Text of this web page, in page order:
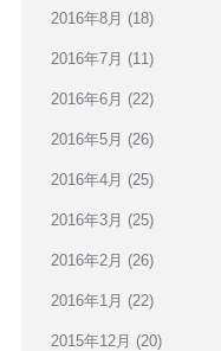
2016年8月 (18)
2016年7月 (11)
2016年6月 (22)
2016年5月 (26)
2016年4月 (25)
2016年3月 (25)
2016年2月 (26)
2016年1月 (22)
2015年12月 (20)